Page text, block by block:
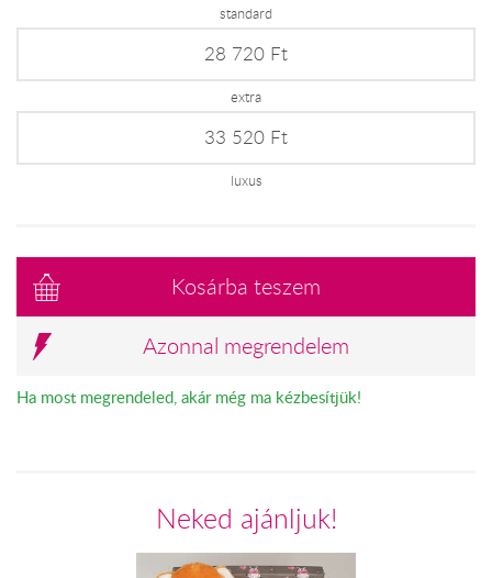
standard
28 720 Ft
extra
33 520 Ft
luxus
Kosárba teszem
Azonnal megrendelem
Ha most megrendeled, akár még ma kézbesítjük!
Neked ajánljuk!